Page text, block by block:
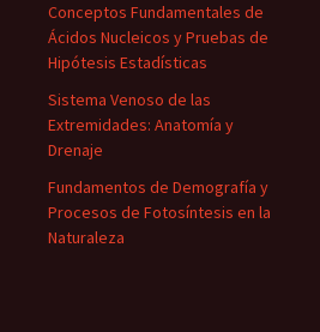
Conceptos Fundamentales de
Ácidos Nucleicos y Pruebas de
Hipótesis Estadísticas
Sistema Venoso de las
Extremidades: Anatomía y
Drenaje
Fundamentos de Demografía y
Procesos de Fotosíntesis en la
Naturaleza